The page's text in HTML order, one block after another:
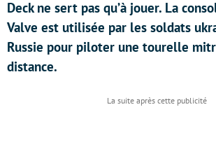
Deck ne sert pas qu’à jouer. La
Valve est utilisée par les soldats
Russie pour piloter une tourelle
distance.